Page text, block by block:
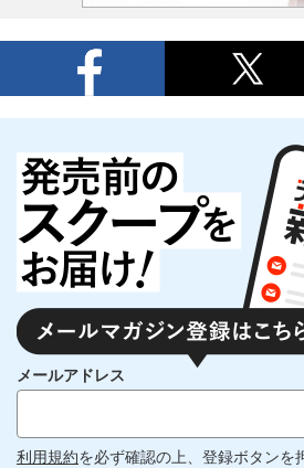
メールアドレス
利用規約を必ず確認の上、登録ボタンを